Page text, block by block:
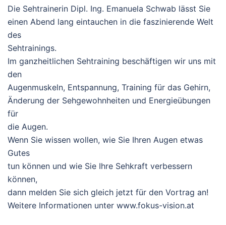
Die Sehtrainerin Dipl. Ing. Emanuela Schwab lässt Sie
einen Abend lang eintauchen in die faszinierende Welt
des
Sehtrainings.
Im ganzheitlichen Sehtraining beschäftigen wir uns mit
den
Augenmuskeln, Entspannung, Training für das Gehirn,
Änderung der Sehgewohnheiten und Energieübungen
für
die Augen.
Wenn Sie wissen wollen, wie Sie Ihren Augen etwas
Gutes
tun können und wie Sie Ihre Sehkraft verbessern
können,
dann melden Sie sich gleich jetzt für den Vortrag an!
Weitere Informationen unter www.fokus-vision.at